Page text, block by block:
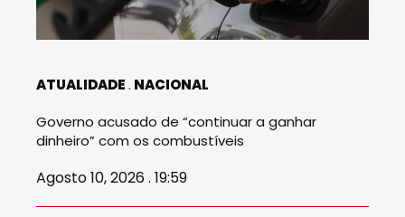
ATUALIDADE NACIONAL
Governo acusado de “continuar a ganhar
dinheiro” com os combustíveis
Agosto 10, 2026 . 19:59